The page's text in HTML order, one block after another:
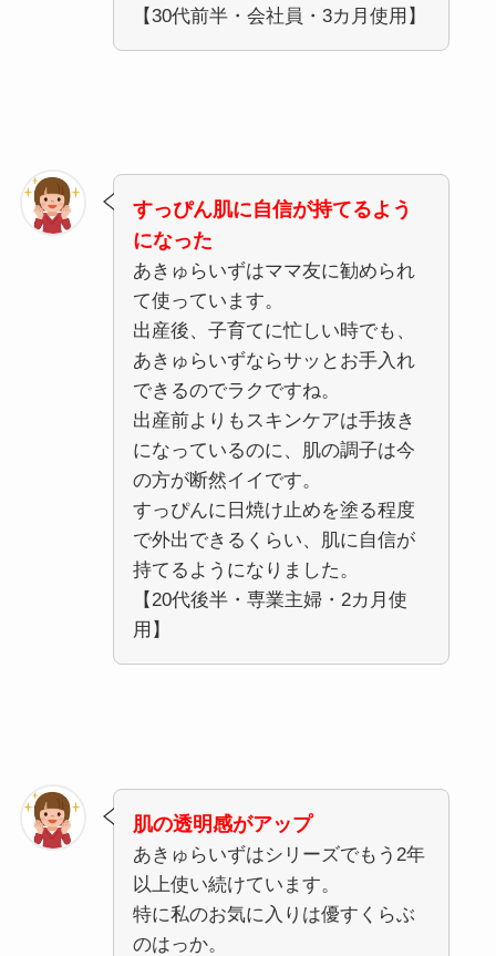
【30代前半・会社員・3カ月使用】
すっぴん肌に自信が持てるよう
になった
あきゅらいずはママ友に勧められ
て使っています。
出産後、子育てに忙しい時でも、
あきゅらいずならサッとお手入れ
できるのでラクですね。
出産前よりもスキンケアは手抜き
になっているのに、肌の調子は今
の方が断然イイです。
すっぴんに日焼け止めを塗る程度
で外出できるくらい、肌に自信が
持てるようになりました。
【20代後半・専業主婦・2カ月使
用】
肌の透明感がアップ
あきゅらいずはシリーズでもう2年
以上使い続けています。
特に私のお気に入りは優すくらぶ
のはっか。